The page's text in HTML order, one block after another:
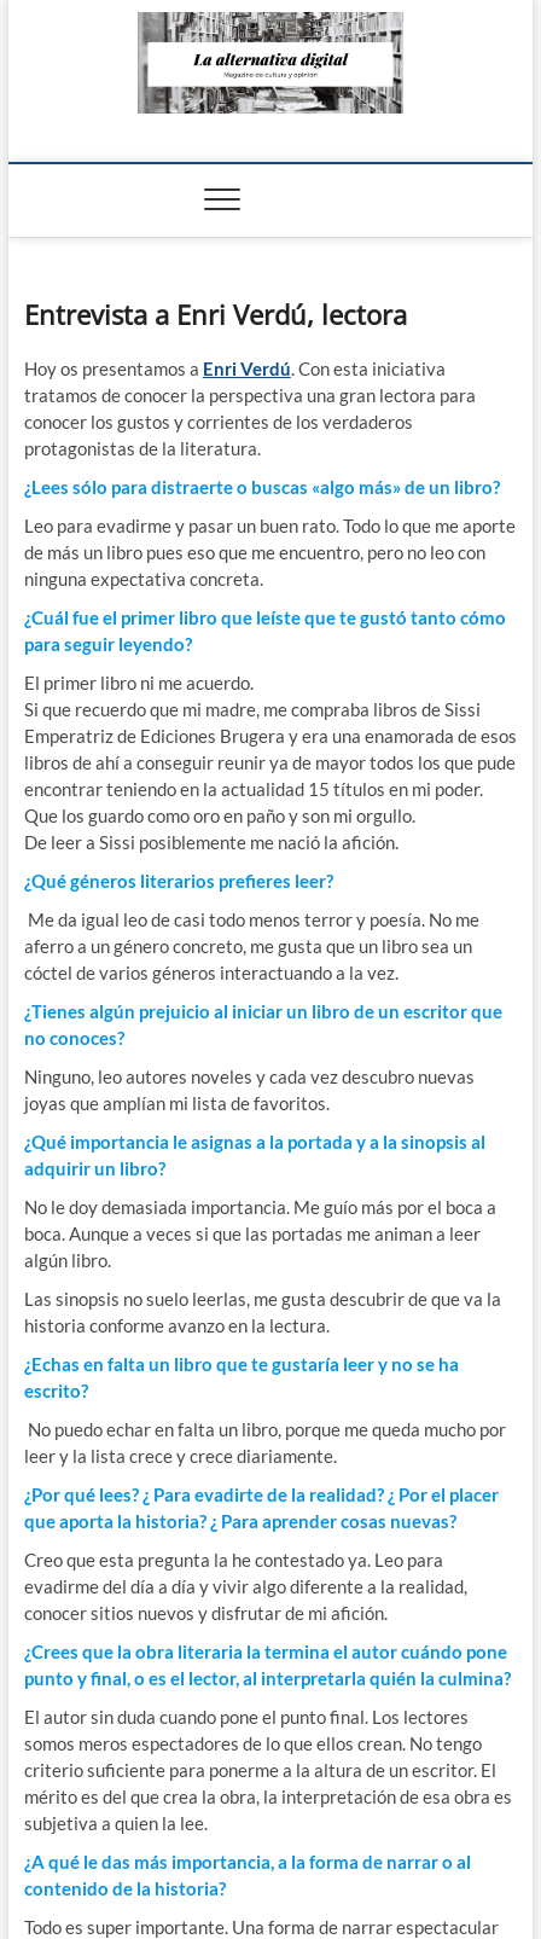
La Alternativa
Entrevista a Enri Verdú, lectora
Hoy os presentamos a Enri Verdú. Con esta iniciativa
tratamos de conocer la perspectiva una gran lectora para
conocer los gustos y corrientes de los verdaderos
protagonistas de la literatura.
¿Lees sólo para distraerte o buscas «algo más» de un libro?
Leo para evadirme y pasar un buen rato. Todo lo que me aporte
de más un libro pues eso que me encuentro, pero no leo con
ninguna expectativa concreta.
¿Cuál fue el primer libro que leíste que te gustó tanto cómo
para seguir leyendo?
El primer libro ni me acuerdo.
Si que recuerdo que mi madre, me compraba libros de Sissi
Emperatriz de Ediciones Brugera y era una enamorada de esos
libros de ahí a conseguir reunir ya de mayor todos los que pude
encontrar teniendo en la actualidad 15 títulos en mi poder.
Que los guardo como oro en paño y son mi orgullo.
De leer a Sissi posiblemente me nació la afición.
¿Qué géneros literarios prefieres leer?
Me da igual leo de casi todo menos terror y poesía. No me
aferro a un género concreto, me gusta que un libro sea un
cóctel de varios géneros interactuando a la vez.
¿Tienes algún prejuicio al iniciar un libro de un escritor que
no conoces?
Ninguno, leo autores noveles y cada vez descubro nuevas
joyas que amplían mi lista de favoritos.
¿Qué importancia le asignas a la portada y a la sinopsis al
adquirir un libro?
No le doy demasiada importancia. Me guío más por el boca a
boca. Aunque a veces si que las portadas me animan a leer
algún libro.
Las sinopsis no suelo leerlas, me gusta descubrir de que va la
historia conforme avanzo en la lectura.
¿Echas en falta un libro que te gustaría leer y no se ha
escrito?
No puedo echar en falta un libro, porque me queda mucho por
leer y la lista crece y crece diariamente.
¿Por qué lees? ¿ Para evadirte de la realidad? ¿ Por el placer
que aporta la historia? ¿ Para aprender cosas nuevas?
Creo que esta pregunta la he contestado ya. Leo para
evadirme del día a día y vivir algo diferente a la realidad,
conocer sitios nuevos y disfrutar de mi afición.
¿Crees que la obra literaria la termina el autor cuándo pone
punto y final, o es el lector, al interpretarla quién la culmina?
El autor sin duda cuando pone el punto final. Los lectores
somos meros espectadores de lo que ellos crean. No tengo
criterio suficiente para ponerme a la altura de un escritor. El
mérito es del que crea la obra, la interpretación de esa obra es
subjetiva a quien la lee.
¿A qué le das más importancia, a la forma de narrar o al
contenido de la historia?
Todo es super importante. Una forma de narrar espectacular